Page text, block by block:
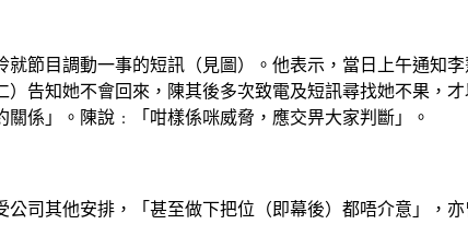
節目調動一事的短訊（見圖）。他表示，當日上午通知
告知她不會回來，陳其後多次致電及短訊尋找她不果，
係」。陳說﹕「咁樣係咪威脅，應交畀大家判斷」。
司其他安排，「甚至做下把位（即幕後）都唔介意」，亦